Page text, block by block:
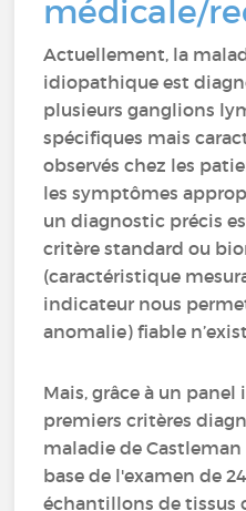
médicale/
Actuellement, la
idiopathique est
plusieurs ganglions
spécifiques mais
observés chez les
les symptômes
un diagnostic précis
critère standard ou
(caractéristique
indicateur nous
anomalie) fiable
Mais, grâce à un
premiers critères
maladie de
base de l'examen de
échantillons de tissus